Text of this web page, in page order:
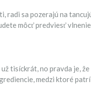
sa pozerajú na
môcť predviesť
tisíckrát, no pravda je,
medzi ktoré